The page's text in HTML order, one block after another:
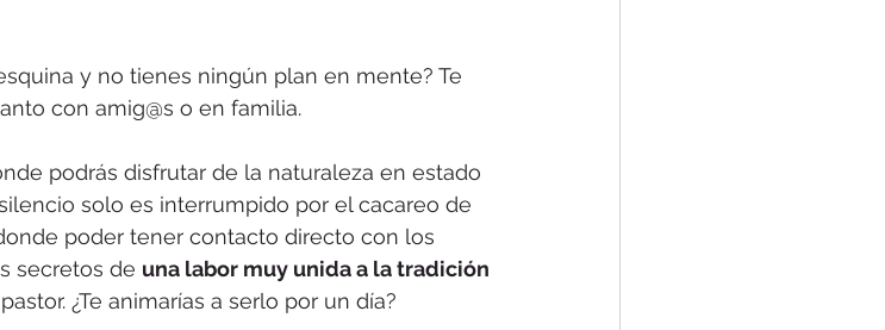
y no tienes ningún plan en mente? Te
con amig@s o en familia.
podrás disfrutar de la naturaleza en estado
solo es interrumpido por el cacareo de
poder tener contacto directo con los
secretos de una labor muy unida a la tradición
¿Te animarías a serlo por un día?